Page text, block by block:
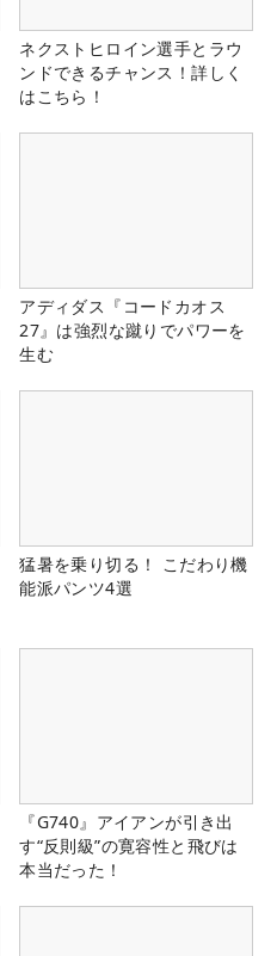
ネクストヒロイン選手とラウ
ンドできるチャンス！詳しく
はこちら！
アディダス『コードカオス
27』は強烈な蹴りでパワーを
生む
猛暑を乗り切る！ こだわり機
能派パンツ4選
『G740』アイアンが引き出
す“反則級”の寛容性と飛びは
本当だった！